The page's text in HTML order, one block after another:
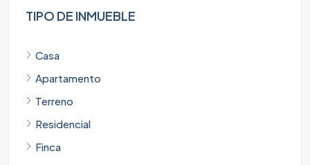
TIPO DE INMUEBLE
Casa
Apartamento
Terreno
Residencial
Finca